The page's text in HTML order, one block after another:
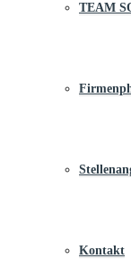
TEAM
Kontakt